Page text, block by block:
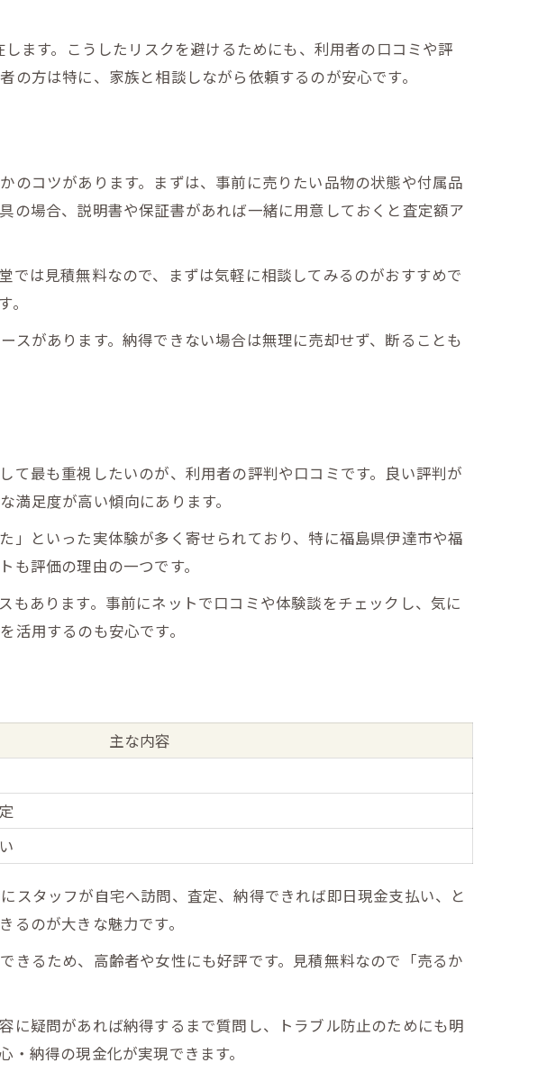
め
ださいのサービス内容一覧
イス
ます。こうしたリスクを避けるためにも、利用者の口コミや評
方は特に、家族と相談しながら依頼するのが安心です。
コツがあります。まずは、事前に売りたい品物の状態や付属品
の場合、説明書や保証書があれば一緒に用意しておくと査定額ア
では見積無料なので、まずは気軽に相談してみるのがおすすめで
があります。納得できない場合は無理に売却せず、断ることも
最も重視したいのが、利用者の評判や口コミです。良い評判が
足度が高い傾向にあります。
といった実体験が多く寄せられており、特に福島県伊達市や福
評価の理由の一つです。
あります。事前にネットで口コミや体験談をチェックし、気に
用するのも安心です。
主な内容
スタッフが自宅へ訪問、査定、納得できれば即日現金支払い、と
のが大きな魅力です。
るため、高齢者や女性にも好評です。見積無料なので「売るか
に疑問があれば納得するまで質問し、トラブル防止のためにも明
納得の現金化が実現できます。